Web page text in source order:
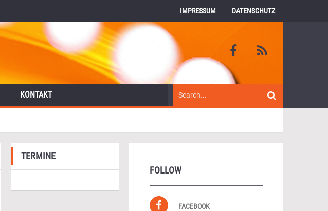
IMPRESSUM DATENSCHUTZ
KONTAKT
TERMINE
FOLLOW
FACEBOOK